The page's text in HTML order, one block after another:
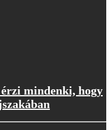
mindenki, hogy